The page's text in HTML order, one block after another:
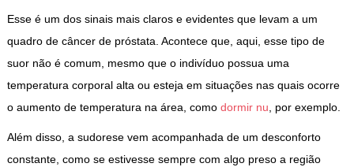
Esse é um dos sinais mais claros e evidentes que levam a um
quadro de câncer de próstata. Acontece que, aqui, esse tipo de
suor não é comum, mesmo que o indivíduo possua uma
temperatura corporal alta ou esteja em situações nas quais ocorre
o aumento de temperatura na área, como dormir nu , por exemplo.
Além disso, a sudorese vem acompanhada de um desconforto
constante, como se estivesse sempre com algo preso a região